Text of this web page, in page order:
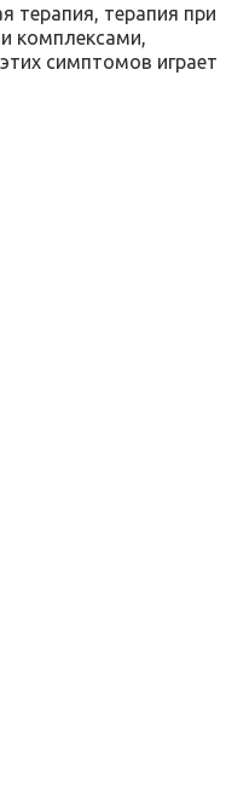
терапия, терапия при
комплексами,
симптомов играет